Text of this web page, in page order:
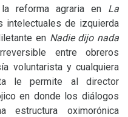
reforma agraria en La
intelectuales de izquierda
en Nadie dijo nada
entre obreros
voluntarista y cualquiera
le permite al director
en donde los diálogos
oximorónica